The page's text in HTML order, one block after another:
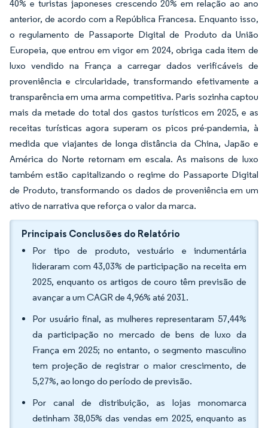
40% e turistas japoneses crescendo 20% em relação ao ano
anterior, de acordo com a República Francesa. Enquanto isso,
o regulamento de Passaporte Digital de Produto da União
Europeia, que entrou em vigor em 2024, obriga cada item de
luxo vendido na França a carregar dados verificáveis de
proveniência e circularidade, transformando efetivamente a
transparência em uma arma competitiva. Paris sozinha captou
mais da metade do total dos gastos turísticos em 2025, e as
receitas turísticas agora superam os picos pré-pandemia, à
medida que viajantes de longa distância da China, Japão e
América do Norte retornam em escala. As maisons de luxo
também estão capitalizando o regime do Passaporte Digital
de Produto, transformando os dados de proveniência em um
ativo de narrativa que reforça o valor da marca.
Principais Conclusões do Relatório
Por tipo de produto, vestuário e indumentária
lideraram com 43,03% de participação na receita em
2025, enquanto os artigos de couro têm previsão de
avançar a um CAGR de 4,96% até 2031.
Por usuário final, as mulheres representaram 57,44%
da participação no mercado de bens de luxo da
França em 2025; no entanto, o segmento masculino
tem projeção de registrar o maior crescimento, de
5,27%, ao longo do período de previsão.
Por canal de distribuição, as lojas monomarca
detinham 38,05% das vendas em 2025, enquanto as